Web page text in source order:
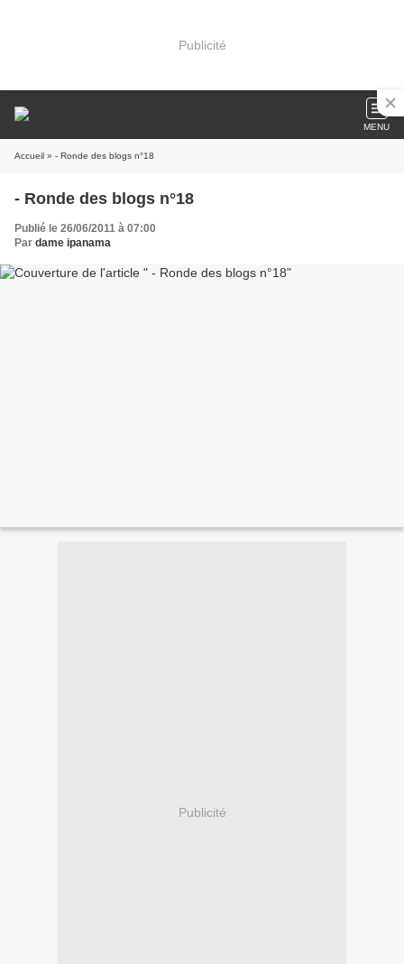
Publicité
MENU
Accueil » - Ronde des blogs n°18
- Ronde des blogs n°18
Publié le 26/06/2011 à 07:00
Par dame ipanama
Publicité